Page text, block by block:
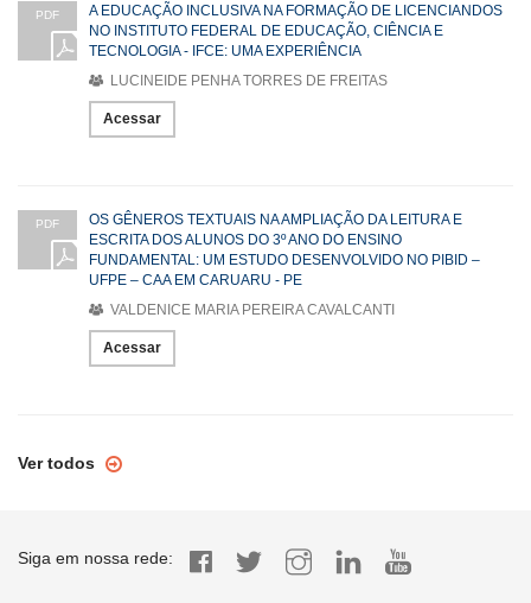
PDF
A EDUCAÇÃO INCLUSIVA NA FORMAÇÃO DE LICENCIANDOS
NO INSTITUTO FEDERAL DE EDUCAÇÃO, CIÊNCIA E
TECNOLOGIA - IFCE: UMA EXPERIÊNCIA
LUCINEIDE PENHA TORRES DE FREITAS
Acessar
PDF
OS GÊNEROS TEXTUAIS NA AMPLIAÇÃO DA LEITURA E
ESCRITA DOS ALUNOS DO 3º ANO DO ENSINO
FUNDAMENTAL: UM ESTUDO DESENVOLVIDO NO PIBID –
UFPE – CAA EM CARUARU - PE
VALDENICE MARIA PEREIRA CAVALCANTI
Acessar
Ver todos
Siga em nossa rede: